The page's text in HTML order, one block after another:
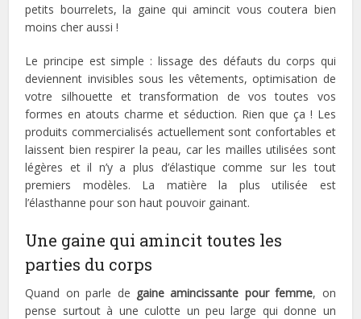
petits bourrelets, la gaine qui amincit vous coutera bien
moins cher aussi !
Le principe est simple : lissage des défauts du corps qui
deviennent invisibles sous les vêtements, optimisation de
votre silhouette et transformation de vos toutes vos
formes en atouts charme et séduction. Rien que ça ! Les
produits commercialisés actuellement sont confortables et
laissent bien respirer la peau, car les mailles utilisées sont
légères et il n’y a plus d’élastique comme sur les tout
premiers modèles. La matière la plus utilisée est
l’élasthanne pour son haut pouvoir gainant.
Une gaine qui amincit toutes les
parties du corps
Quand on parle de gaine amincissante pour femme, on
pense surtout à une culotte un peu large qui donne un